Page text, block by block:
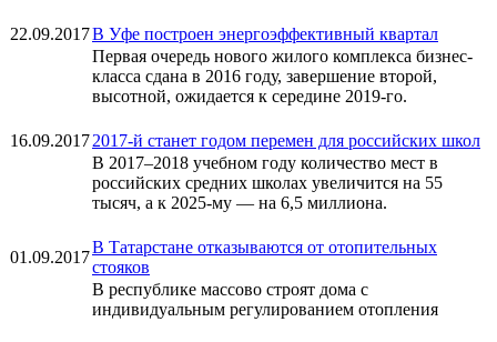
22.09.2017В Уфе построен энергоэффективный квартал
Первая очередь нового жилого комплекса бизнес-
класса сдана в 2016 году, завершение второй,
высотной, ожидается к середине 2019-го.
16.09.20172017-й станет годом перемен для российских школ
В 2017–2018 учебном году количество мест в
российских средних школах увеличится на 55
тысяч, а к 2025-му — на 6,5 миллиона.
01.09.2017
В Татарстане отказываются от отопительных
стояков
В республике массово строят дома с
индивидуальным регулированием отопления